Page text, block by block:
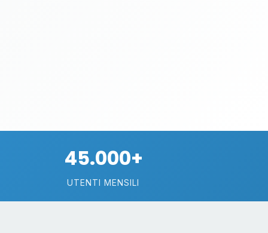
45.000+
UTENTI MENSILI